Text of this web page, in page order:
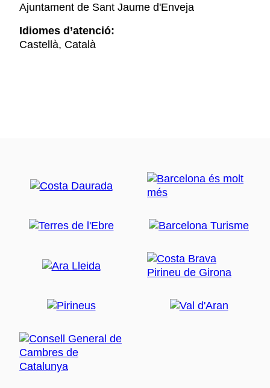
Ajuntament de Sant Jaume d'Enveja
Idiomes d’atenció:
Castellà, Català